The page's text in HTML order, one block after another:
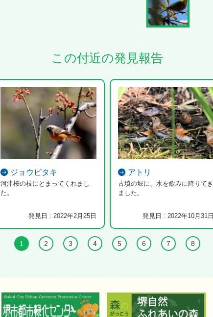
この付近の発見報告
ジョウビタキ
河津桜の枝にとまってくれまし
た。
発見日 : 2022年2月25日
アトリ
古墳の堀に、水を飲みに降りてき
ました。
発見日 : 2022年10月31日
1 2 3 4 5 6 7 8